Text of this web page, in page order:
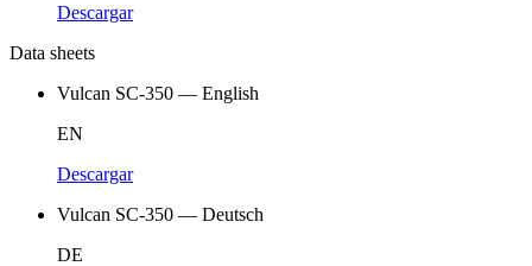
Descargar
Data sheets
Vulcan SC-350 — English
EN
Descargar
Vulcan SC-350 — Deutsch
DE